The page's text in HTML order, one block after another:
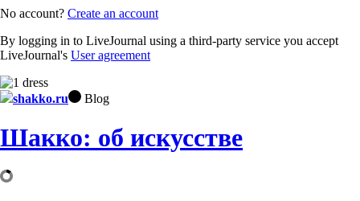
No account? Create an account
By logging in to LiveJournal using a third-party service you accept
LiveJournal's User agreement
shakko.ru Blog
Шакко: об искусстве